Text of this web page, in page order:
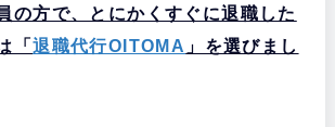
の方で、とにかくすぐに退職した
「退職代行OITOMA 」を選びまし